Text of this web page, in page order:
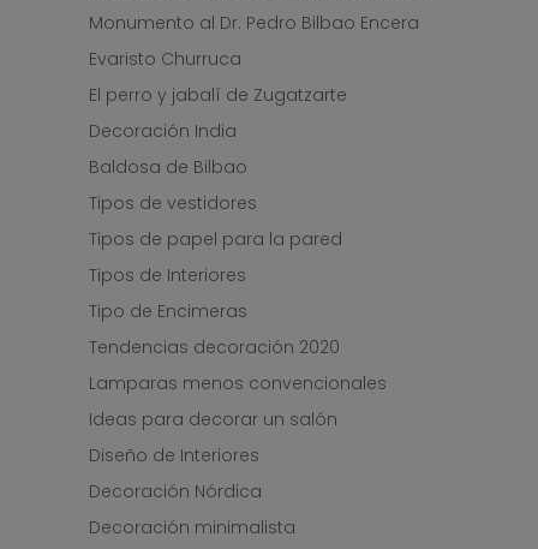
Monumento al Dr. Pedro Bilbao Encera
Evaristo Churruca
El perro y jabalí de Zugatzarte
Decoración India
Baldosa de Bilbao
Tipos de vestidores
Tipos de papel para la pared
Tipos de Interiores
Tipo de Encimeras
Tendencias decoración 2020
Lamparas menos convencionales
Ideas para decorar un salón
Diseño de Interiores
Decoración Nórdica
Decoración minimalista